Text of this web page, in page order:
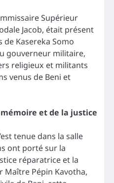
Supérieur
Jacob, était présent
de Kasereka Somo
gouverneur militaire,
religieux et militants
venus de Beni et
et de la justice
tenue dans la salle
ont porté sur la
réparatrice et la
Maître Pépin Kavotha,